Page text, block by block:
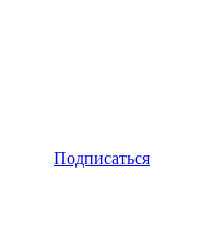
Подписаться